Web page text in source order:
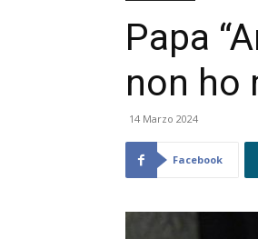
Papa
non ho
14 Marzo 2024
Facebook